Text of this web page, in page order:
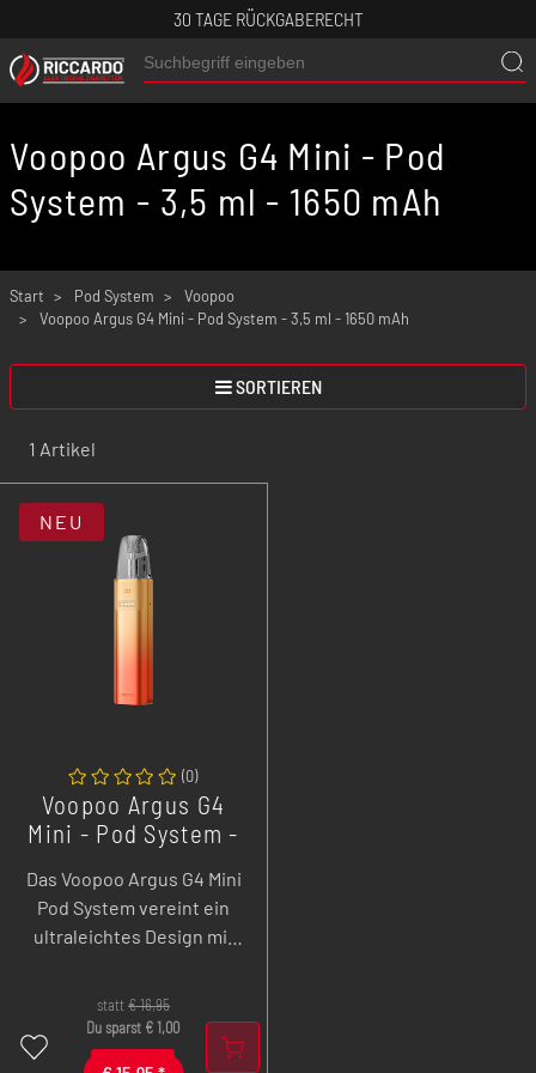
30 TAGE RÜCKGABERECHT
Voopoo Argus G4 Mini - Pod
System - 3,5 ml - 1650 mAh
Start Pod System
Voopoo
Voopoo Argus G4 Mini - Pod System - 3,5 ml - 1650 mAh
SORTIEREN
1 Artikel
statt€16,95
Du sparst € 1,00
(0)
Voopoo Argus G4
Mini - Pod System -
Das Voopoo Argus G4 Mini
Pod System vereint ein
ultraleichtes Design mit
doppelt verbauten
Heizspulen lässt sich die
NEU